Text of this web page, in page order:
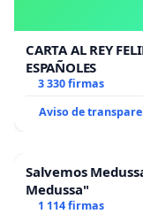
CARTA AL REY
ESPAÑOLES
3 330 firmas
Aviso de
Salvemos
Medussa"
1 114 firmas